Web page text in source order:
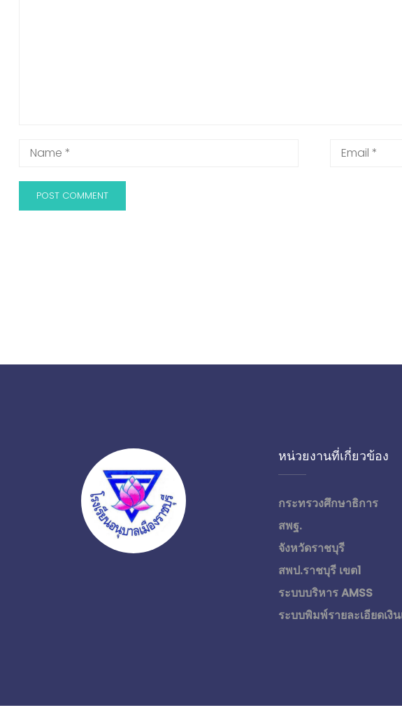
หน่วยงานที่เกี่ยวข้อง
กระทรวงศึกษาธิการ
สพฐ.
จังหวัดราชบุรี
สพป.ราชบุรี เขต1
ระบบบริหาร AMSS
ระบบพิมพ์รายละเอียดเงิ